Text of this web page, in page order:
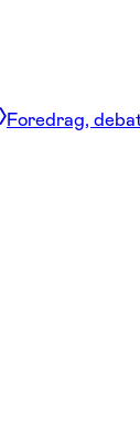
Foredrag,